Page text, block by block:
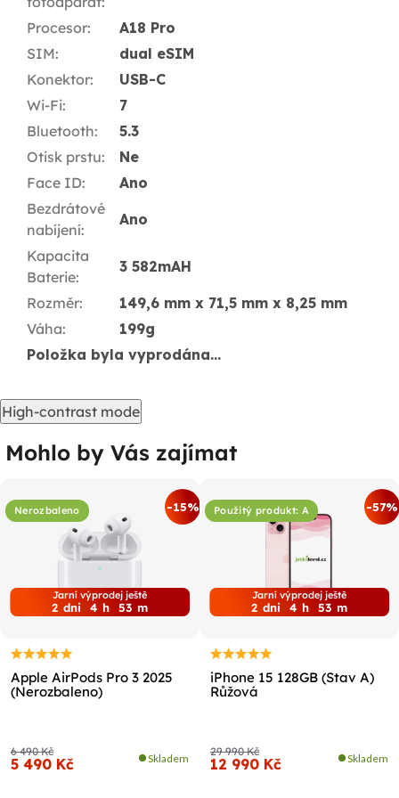
Procesor:
A18 Pro
SIM:
dual eSIM
Konektor:
USB-C
Wi-Fi:
7
Bluetooth:
5.3
Otisk prstu:
Ne
Face ID:
Ano
Bezdrátové
nabíjení:
Ano
Kapacita
Baterie:
3 582mAH
Rozměr:
149,6 mm x 71,5 mm x 8,25 mm
Váha:
199g
Položka byla vyprodána…
High-contrast mode
Mohlo by Vás zajímat
Nerozbaleno -15%
Jarní výprodej ještě
2 dni 4 h 53 m
Apple AirPods Pro 3 2025
(Nerozbaleno)
6 490 Kč
5 490 Kč Skladem
Použitý produkt: A -57%
Jarní výprodej ještě
2 dni 4 h 53 m
iPhone 15 128GB (Stav A)
Růžová
29 990 Kč
12 990 Kč Skladem